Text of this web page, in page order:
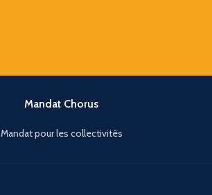
Mandat Chorus
Mandat pour les collectivités